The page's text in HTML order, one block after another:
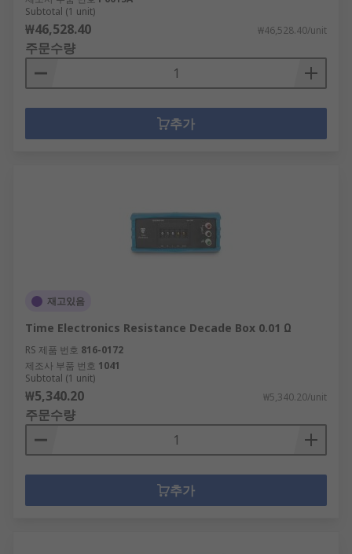
Subtotal (1 unit)
₩46,528.40 ₩46,528.40/unit
주문수량
추가
재고있음
Time Electronics Resistance Decade Box 0.01 Ω
RS 제품 번호 816-0172
제조사 부품 번호 1041
Subtotal (1 unit)
₩5,340.20 ₩5,340.20/unit
주문수량
추가